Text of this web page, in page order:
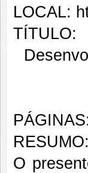
LOCAL:
TÍTULO:
RESUMO:
O